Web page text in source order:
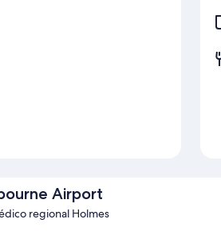
Airport
regional Holmes